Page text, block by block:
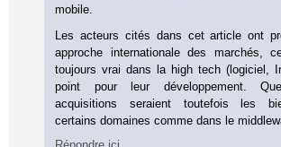
mobile.
Les acteurs cités dans cet article ont
approche internationale des marchés,
toujours vrai dans la high tech (logiciel,
point pour leur développement.
acquisitions seraient toutefois les
certains domaines comme dans le